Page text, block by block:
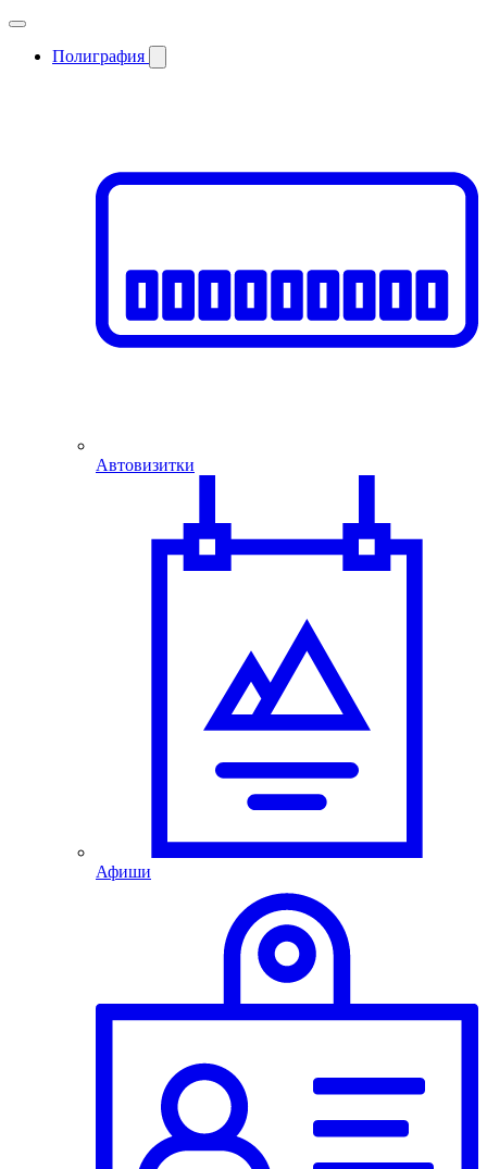
Полиграфия
Автовизитки
Афиши